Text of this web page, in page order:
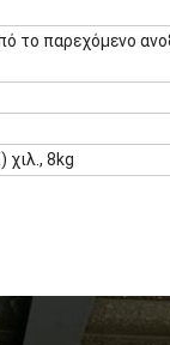
το παρεχόμενο
χιλ., 8kg